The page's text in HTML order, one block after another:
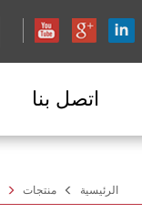
اتصل بنا
الرئيسية منتجات